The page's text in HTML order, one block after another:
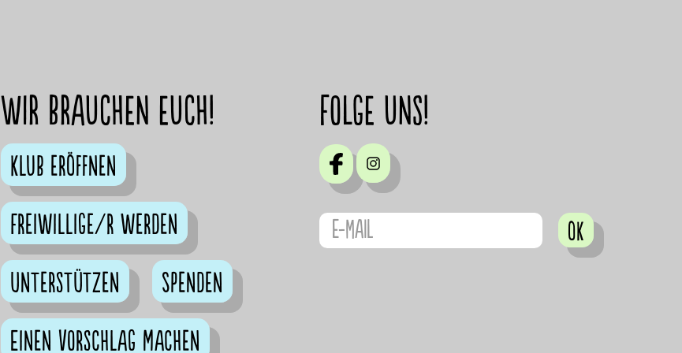
Wir brauchen euch!
Klub eröffnen
Freiwillige/r werden
Unterstützen
Spenden
Einen Vorschlag machen
Folge uns!
OK